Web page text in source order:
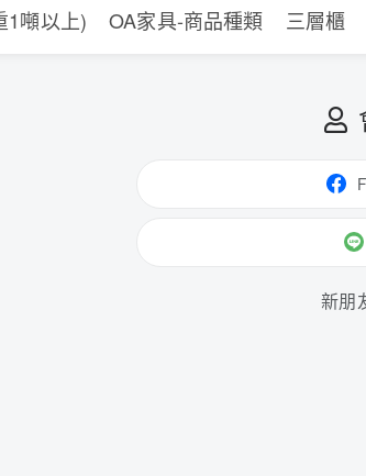
1噸以上)
OA家具-商品種類 三層櫃
新朋